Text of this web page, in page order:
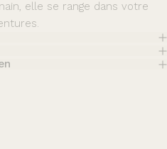
elle se range dans votre